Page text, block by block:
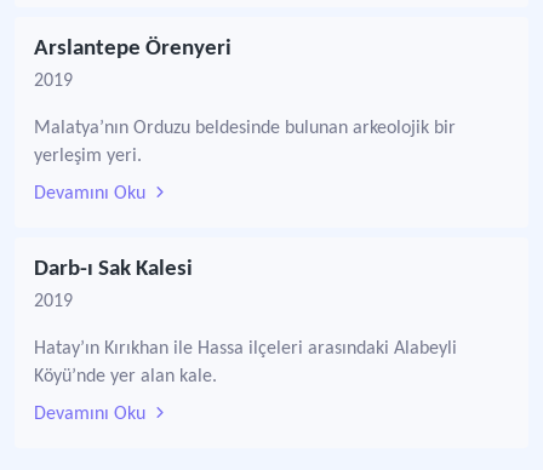
Arslantepe Örenyeri
2019
Malatya’nın Orduzu beldesinde bulunan arkeolojik bir
yerleşim yeri.
Devamını Oku
Darb-ı Sak Kalesi
2019
Hatay’ın Kırıkhan ile Hassa ilçeleri arasındaki Alabeyli
Köyü’nde yer alan kale.
Devamını Oku